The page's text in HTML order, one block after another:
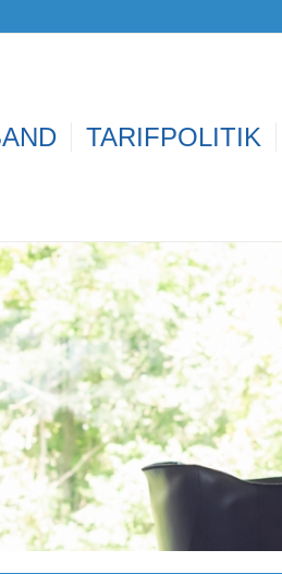
TARIFPOLITIK